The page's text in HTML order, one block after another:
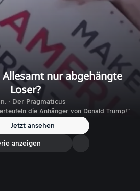
nur abgehängte
Loser?
· Der Pragmaticus
die Anhänger von Donald Trump!"
Jetzt ansehen
anzeigen